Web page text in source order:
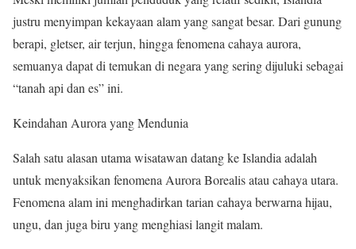
justru menyimpan kekayaan alam yang sangat besar. Dari gunung
berapi, gletser, air terjun, hingga fenomena cahaya aurora,
semuanya dapat di temukan di negara yang sering dijuluki sebagai
“tanah api dan es” ini.
Keindahan Aurora yang Mendunia
Salah satu alasan utama wisatawan datang ke Islandia adalah
untuk menyaksikan fenomena Aurora Borealis atau cahaya utara.
Fenomena alam ini menghadirkan tarian cahaya berwarna hijau,
ungu, dan juga biru yang menghiasi langit malam.